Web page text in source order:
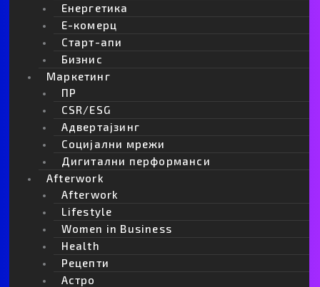
Енергетика
Е-комерц
Старт-апи
Бизнис
Маркетинг
ПР
CSR/ESG
Адвертајзинг
Социјални мрежи
Дигитални перформанси
Afterwork
Afterwork
Lifestyle
Women in Business
Health
Рецепти
Астро